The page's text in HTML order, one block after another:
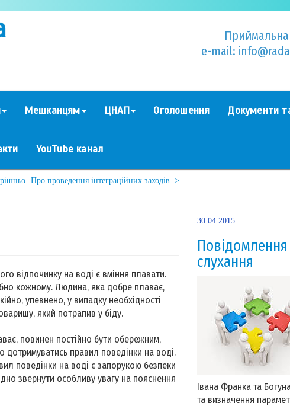
Приймальна
e-mail:
Мешканцям ЦНАП Оголошення Документи
YouTube канал
Про проведення інтеграційних заходів. >
відпочинку на воді є вміння плавати.
кожному. Людина, яка добре плаває,
упевнено, у випадку необхідності
який потрапив у біду.
повинен постійно бути обережним,
дотримуватись правил поведінки на воді.
поведінки на воді є запорукою безпеки
звернути особливу увагу на пояснення
30.04.2015
слухання
Івана Франка та
та визначення